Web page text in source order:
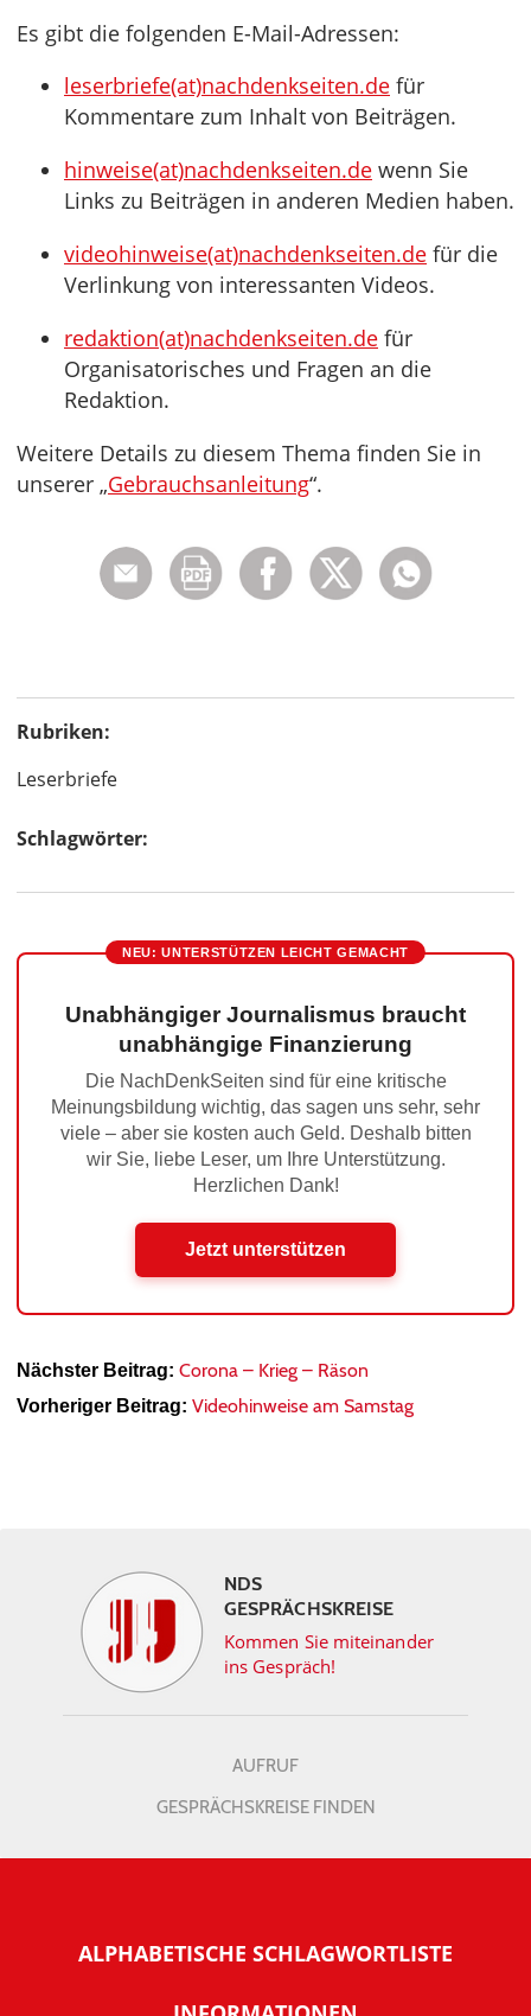
Es gibt die folgenden E-Mail-Adressen:
leserbriefe(at)nachdenkseiten.de für
Kommentare zum Inhalt von Beiträgen.
hinweise(at)nachdenkseiten.de wenn Sie
Links zu Beiträgen in anderen Medien haben.
videohinweise(at)nachdenkseiten.de für die
Verlinkung von interessanten Videos.
redaktion(at)nachdenkseiten.de für
Organisatorisches und Fragen an die
Redaktion.
Weitere Details zu diesem Thema finden Sie in
unserer „Gebrauchsanleitung“.
Rubriken:
Leserbriefe
Schlagwörter:
NEU: UNTERSTÜTZEN LEICHT GEMACHT
Unabhängiger Journalismus braucht
unabhängige Finanzierung
Die NachDenkSeiten sind für eine kritische
Meinungsbildung wichtig, das sagen uns sehr, sehr
viele – aber sie kosten auch Geld. Deshalb bitten
wir Sie, liebe Leser, um Ihre Unterstützung.
Herzlichen Dank!
Jetzt unterstützen
Nächster Beitrag: Corona – Krieg – Räson
Vorheriger Beitrag: Videohinweise am Samstag
NDS
GESPRÄCHSKREISE
Kommen Sie miteinander
ins Gespräch!
AUFRUF
GESPRÄCHSKREISE FINDEN
ALPHABETISCHE SCHLAGWORTLISTE